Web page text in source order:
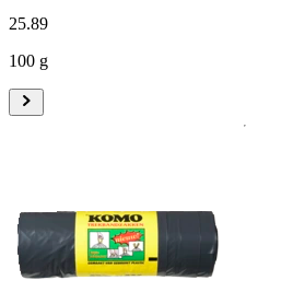
25.89
100 g